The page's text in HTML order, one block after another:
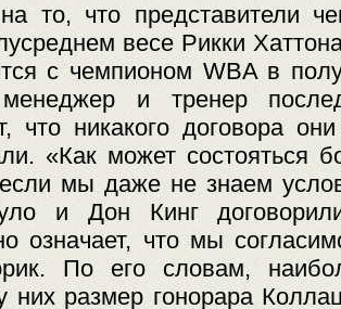
то, что представители
весе Рикки
с чемпионом WBA в
и тренер
что никакого договора
«Как может состояться
мы даже не знаем
и Дон Кинг
означает, что мы
По его словам,
них размер гонорара